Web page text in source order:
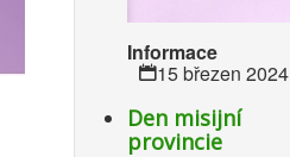
Informace
15 březen 2024
Den misijní
provincie